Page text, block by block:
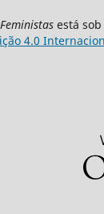
está sob
4.0